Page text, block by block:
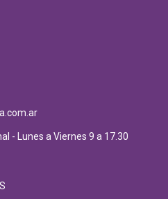
- Lunes a Viernes 9 a 17.30